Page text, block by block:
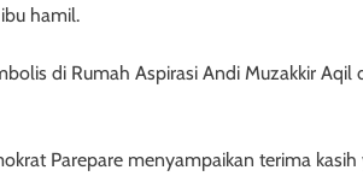
hamil.
di Rumah Aspirasi Andi Muzakkir Aqil
Parepare menyampaikan terima